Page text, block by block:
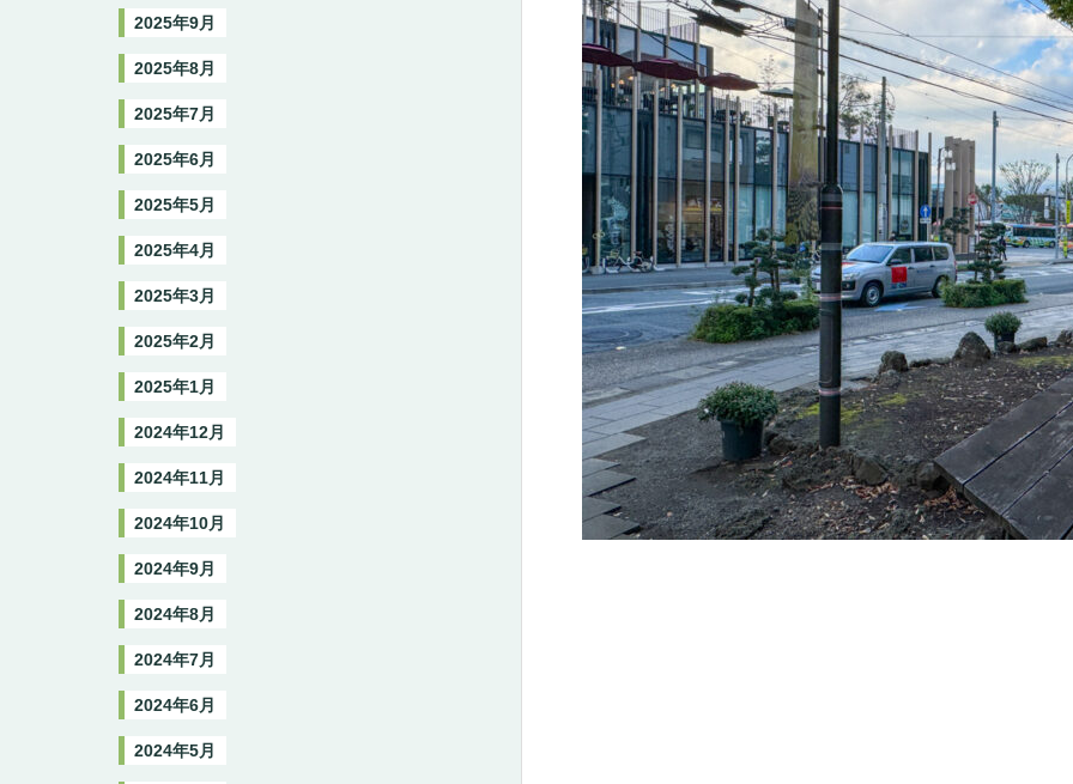
2025年9月
2025年8月
2025年7月
2025年6月
2025年5月
2025年4月
2025年3月
2025年2月
2025年1月
2024年12月
2024年11月
2024年10月
2024年9月
2024年8月
2024年7月
2024年6月
2024年5月